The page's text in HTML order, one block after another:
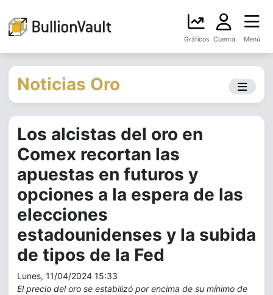
Gráficos Cuenta Menú
Noticias Oro
Los alcistas del oro en
Comex recortan las
apuestas en futuros y
opciones a la espera de las
elecciones
estadounidenses y la subida
de tipos de la Fed
Lunes, 11/04/2024 15:33
El precio del oro se estabilizó por encima de su mínimo de